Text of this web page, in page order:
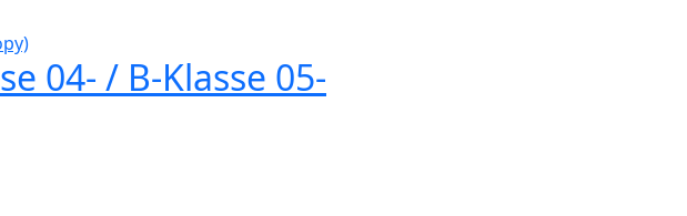
04- / B-Klasse 05-